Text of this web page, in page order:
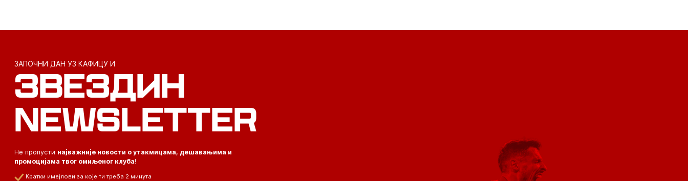
ЗАПОЧНИ ДАН УЗ КАФИЦУ И
ЗВЕЗДИН
NEWSLETTER
Не пропусти најважније новости о утакмицама, дешавањима и
промоцијама твог омиљеног клуба!
Кратки имејлови за које ти треба 2 минута